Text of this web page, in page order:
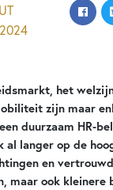
het
zijn maar
duurzaam HR-
al langer op de
en
maar ook kleinere